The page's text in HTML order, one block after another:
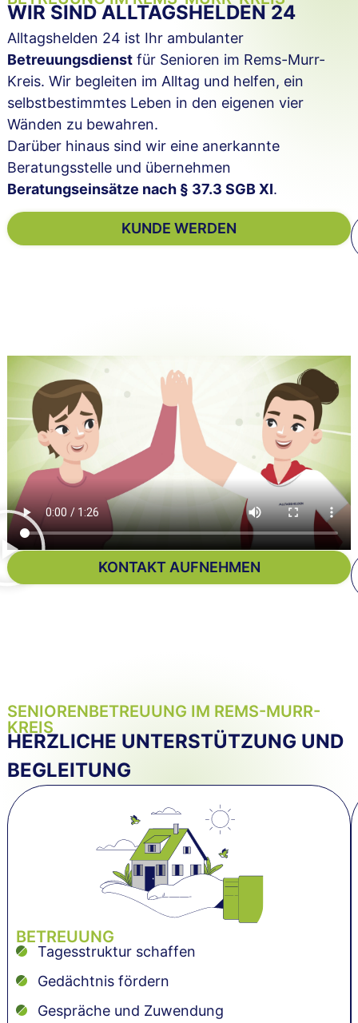
WIR SIND ALLTAGSHELDEN 24
Alltagshelden 24 ist Ihr ambulanter
Betreuungsdienstfür Senioren im Rems-Murr-
Kreis. Wir begleiten im Alltag und helfen, ein
selbstbestimmtes Leben in den eigenen vier
Wänden zu bewahren.
Darüber hinaus sind wir eine anerkannte
Beratungsstelle und übernehmen
Beratungseinsätze nach § 37.3 SGB XI.
KUNDE WERDEN
KONTAKT AUFNEHMEN
SENIORENBETREUUNG IM REMS-MURR-
KREIS
HERZLICHE UNTERSTÜTZUNG UND
BEGLEITUNG
BETREUUNG
Tagesstruktur schaffen
Gedächtnis fördern
Gespräche und Zuwendung